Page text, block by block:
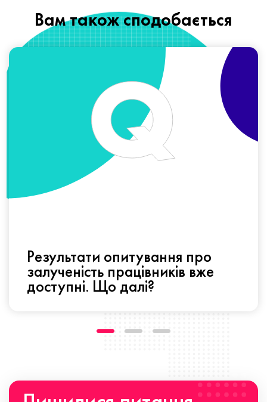
Вам також сподобається
Результати опитування про
залученість працівників вже
доступні. Що далі?